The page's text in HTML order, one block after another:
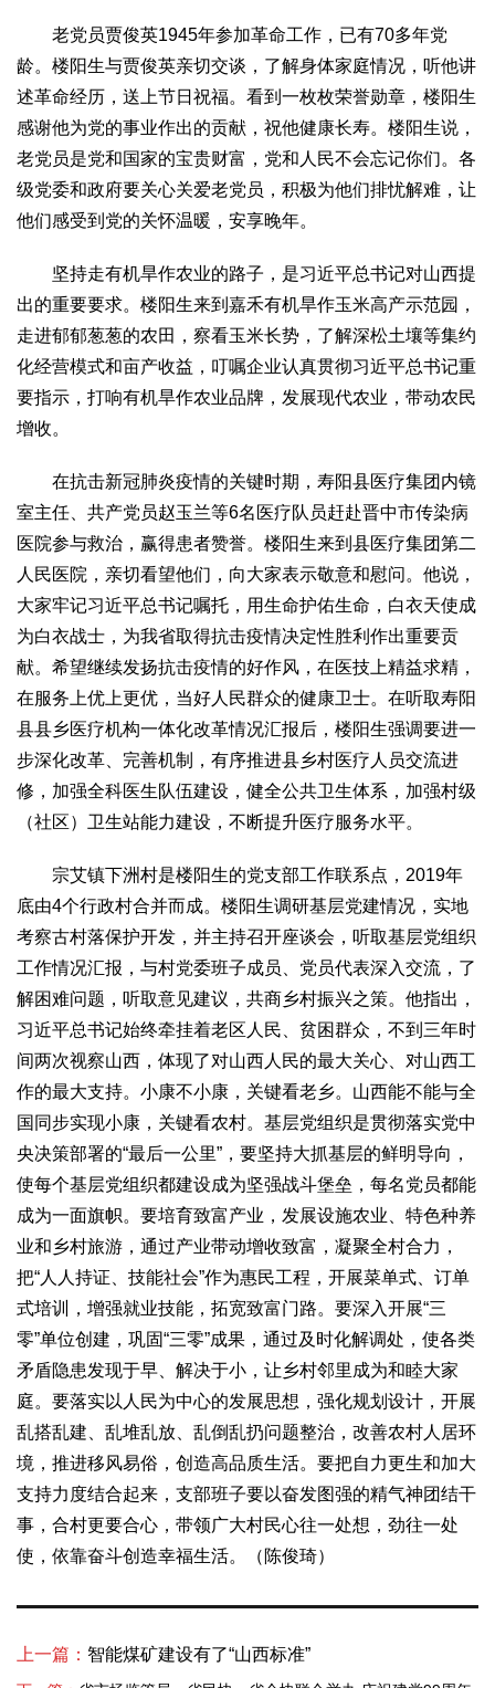
智库
智库建设 智库专家 智库战略 智库之声
信息
地方动态 地方强音
在线期刊
2017 2016 2015 2018 2019
关于我们
杂志简介 杂志编委会 组织机构 联系我们 智慧中国动态
智慧城市
智慧环保
工作动态 康养思语 明星老人 项目介绍
县域经济
合作伙伴
老党员贾俊英1945年参加革命工作，已有70多年党
龄。楼阳生与贾俊英亲切交谈，了解身体家庭情况，听他讲
述革命经历，送上节日祝福。看到一枚枚荣誉勋章，楼阳生
感谢他为党的事业作出的贡献，祝他健康长寿。楼阳生说，
老党员是党和国家的宝贵财富，党和人民不会忘记你们。各
级党委和政府要关心关爱老党员，积极为他们排忧解难，让
他们感受到党的关怀温暖，安享晚年。
坚持走有机旱作农业的路子，是习近平总书记对山西提
出的重要要求。楼阳生来到嘉禾有机旱作玉米高产示范园，
走进郁郁葱葱的农田，察看玉米长势，了解深松土壤等集约
化经营模式和亩产收益，叮嘱企业认真贯彻习近平总书记重
要指示，打响有机旱作农业品牌，发展现代农业，带动农民
增收。
在抗击新冠肺炎疫情的关键时期，寿阳县医疗集团内镜
室主任、共产党员赵玉兰等6名医疗队员赶赴晋中市传染病
医院参与救治，赢得患者赞誉。楼阳生来到县医疗集团第二
人民医院，亲切看望他们，向大家表示敬意和慰问。他说，
大家牢记习近平总书记嘱托，用生命护佑生命，白衣天使成
为白衣战士，为我省取得抗击疫情决定性胜利作出重要贡
献。希望继续发扬抗击疫情的好作风，在医技上精益求精，
在服务上优上更优，当好人民群众的健康卫士。在听取寿阳
县县乡医疗机构一体化改革情况汇报后，楼阳生强调要进一
步深化改革、完善机制，有序推进县乡村医疗人员交流进
修，加强全科医生队伍建设，健全公共卫生体系，加强村级
（社区）卫生站能力建设，不断提升医疗服务水平。
宗艾镇下洲村是楼阳生的党支部工作联系点，2019年
底由4个行政村合并而成。楼阳生调研基层党建情况，实地
考察古村落保护开发，并主持召开座谈会，听取基层党组织
工作情况汇报，与村党委班子成员、党员代表深入交流，了
解困难问题，听取意见建议，共商乡村振兴之策。他指出，
习近平总书记始终牵挂着老区人民、贫困群众，不到三年时
间两次视察山西，体现了对山西人民的最大关心、对山西工
作的最大支持。小康不小康，关键看老乡。山西能不能与全
国同步实现小康，关键看农村。基层党组织是贯彻落实党中
央决策部署的“最后一公里”，要坚持大抓基层的鲜明导向，
使每个基层党组织都建设成为坚强战斗堡垒，每名党员都能
成为一面旗帜。要培育致富产业，发展设施农业、特色种养
业和乡村旅游，通过产业带动增收致富，凝聚全村合力，
把“人人持证、技能社会”作为惠民工程，开展菜单式、订单
式培训，增强就业技能，拓宽致富门路。要深入开展“三
零”单位创建，巩固“三零”成果，通过及时化解调处，使各类
矛盾隐患发现于早、解决于小，让乡村邻里成为和睦大家
庭。要落实以人民为中心的发展思想，强化规划设计，开展
乱搭乱建、乱堆乱放、乱倒乱扔问题整治，改善农村人居环
境，推进移风易俗，创造高品质生活。要把自力更生和加大
支持力度结合起来，支部班子要以奋发图强的精气神团结干
事，合村更要合心，带领广大村民心往一处想，劲往一处
使，依靠奋斗创造幸福生活。（陈俊琦）
上一篇： 智能煤矿建设有了“山西标准”